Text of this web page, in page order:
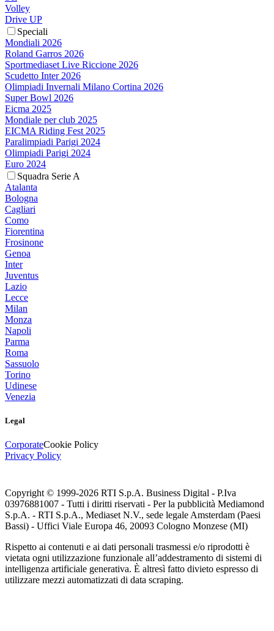
Volley
Drive UP
Speciali
Mondiali 2026
Roland Garros 2026
Sportmediaset Live Riccione 2026
Scudetto Inter 2026
Olimpiadi Invernali Milano Cortina 2026
Super Bowl 2026
Eicma 2025
Mondiale per club 2025
EICMA Riding Fest 2025
Paralimpiadi Parigi 2024
Olimpiadi Parigi 2024
Euro 2024
Squadra Serie A
Atalanta
Bologna
Cagliari
Como
Fiorentina
Frosinone
Genoa
Inter
Juventus
Lazio
Lecce
Milan
Monza
Napoli
Parma
Roma
Sassuolo
Torino
Udinese
Venezia
Legal
CorporateCookie Policy
Privacy Policy
Copyright © 1999-2026 RTI S.p.A. Business Digital - P.Iva
03976881007 - Tutti i diritti riservati - Per la pubblicità Mediamond
S.p.A. - RTI S.p.A., Mediaset N.V., sede legale Amsterdam (Paesi
Bassi) - Uffici Viale Europa 46, 20093 Cologno Monzese (MI)
Rispetto ai contenuti e ai dati personali trasmessi e/o riprodotti è
vietata ogni utilizzazione funzionale all’addestramento di sistemi di
intelligenza artificiale generativa. È altresì fatto divieto espresso di
utilizzare mezzi automatizzati di data scraping.